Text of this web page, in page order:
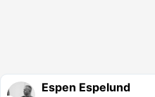
Espen Espelund